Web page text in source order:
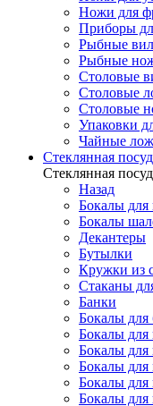
Ножи для
Приборы
Рыбные
Рыбные
Столовые
Столовые
Столовые
Упаковки
Чайные
Стеклянная
Стеклянная
Назад
Бокалы для
Бокалы
Декантеры
Бутылки
Кружки из
Стаканы
Банки
Бокалы для
Бокалы для
Бокалы для
Бокалы для
Бокалы для
Бокалы для